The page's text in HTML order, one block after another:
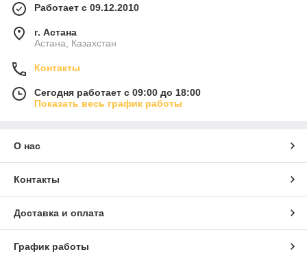
Работает с 09.12.2010
г. Астана
Астана, Казахстан
Контакты
Сегодня работает с 09:00 до 18:00
Показать весь график работы
О нас
Контакты
Доставка и оплата
График работы